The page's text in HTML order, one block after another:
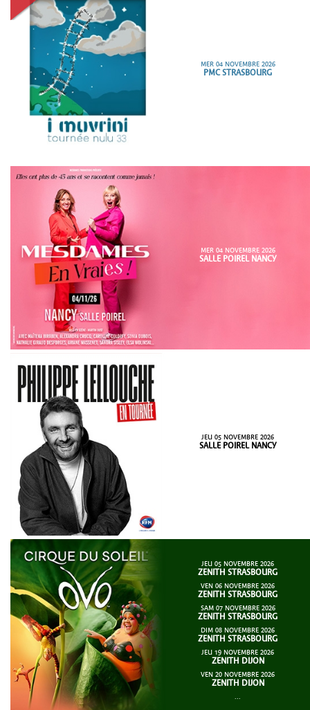
MER 04 NOVEMBRE 2026
PMC STRASBOURG
MER 04 NOVEMBRE 2026
SALLE POIREL NANCY
JEU 05 NOVEMBRE 2026
SALLE POIREL NANCY
JEU 05 NOVEMBRE 2026
ZENITH STRASBOURG
VEN 06 NOVEMBRE 2026
ZENITH STRASBOURG
SAM 07 NOVEMBRE 2026
ZENITH STRASBOURG
DIM 08 NOVEMBRE 2026
ZENITH STRASBOURG
JEU 19 NOVEMBRE 2026
ZENITH DIJON
VEN 20 NOVEMBRE 2026
ZENITH DIJON
...